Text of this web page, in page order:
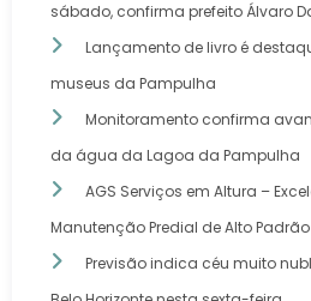
sábado, confirma prefeito Álvaro
Lançamento de livro é
museus da Pampulha
Monitoramento confirma
da água da Lagoa da Pampulha
AGS Serviços em Altura –
Manutenção Predial de Alto Padrão
Previsão indica céu muito